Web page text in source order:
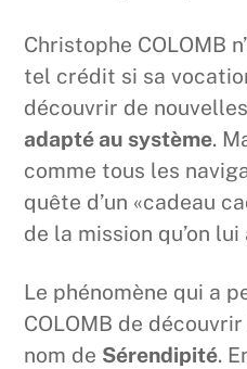
Christophe COLOMB
tel crédit si sa
découvrir de
adapté au système.
comme tous les
quête d’un «cadeau
de la mission qu’on lui
Le phénomène qui a
COLOMB de
nom de Sérendipité.